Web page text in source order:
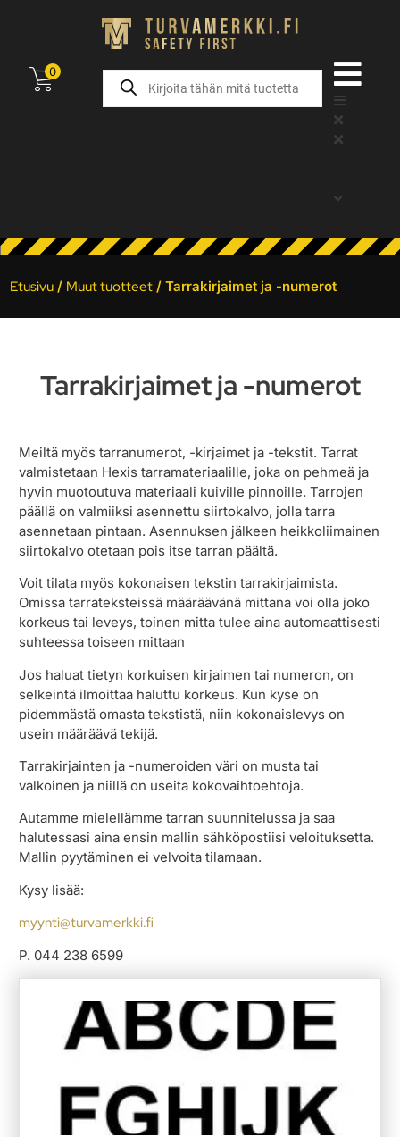
0
Etusivu / Muut tuotteet / Tarrakirjaimet ja -numerot
Tarrakirjaimet ja -numerot
Meiltä myös tarranumerot, -kirjaimet ja -tekstit. Tarrat
valmistetaan Hexis tarramateriaalille, joka on pehmeä ja
hyvin muotoutuva materiaali kuiville pinnoille. Tarrojen
päällä on valmiiksi asennettu siirtokalvo, jolla tarra
asennetaan pintaan. Asennuksen jälkeen heikkoliimainen
siirtokalvo otetaan pois itse tarran päältä.
Voit tilata myös kokonaisen tekstin tarrakirjaimista.
Omissa tarrateksteissä määräävänä mittana voi olla joko
korkeus tai leveys, toinen mitta tulee aina automaattisesti
suhteessa toiseen mittaan
Jos haluat tietyn korkuisen kirjaimen tai numeron, on
selkeintä ilmoittaa haluttu korkeus. Kun kyse on
pidemmästä omasta tekstistä, niin kokonaislevys on
usein määräävä tekijä.
Tarrakirjainten ja -numeroiden väri on musta tai
valkoinen ja niillä on useita kokovaihtoehtoja.
Autamme mielellämme tarran suunnitelussa ja saa
halutessasi aina ensin mallin sähköpostiisi veloituksetta.
Mallin pyytäminen ei velvoita tilamaan.
Kysy lisää:
myynti@turvamerkki.fi
P. 044 238 6599